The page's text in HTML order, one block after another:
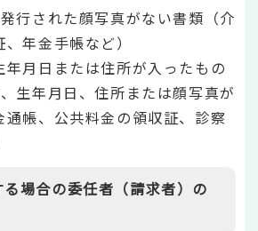
行された顔写真がない書類（介
年金手帳など）
月日または住所が入ったもの
生年月日、住所または顔写真が
通帳、公共料金の領収証、診察
場合の委任者（請求者）の